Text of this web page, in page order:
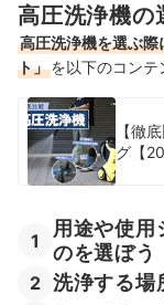
高圧洗浄機の
高圧洗浄機を選ぶ
ト」を以下のコンテ
【徹
グ【
1
用途や使用
のを選ぼう
2 洗浄する場